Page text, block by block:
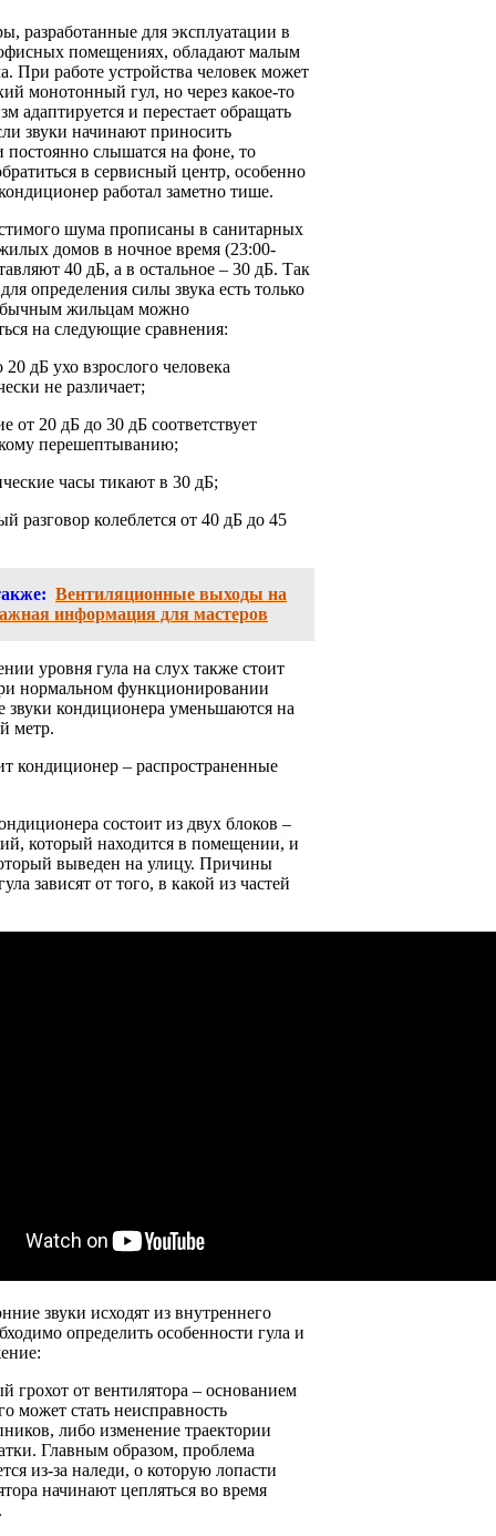
разработанные для эксплуатации в
помещениях, обладают малым
При работе устройства человек может
монотонный гул, но через какое-то
адаптируется и перестает обращать
звуки начинают приносить
постоянно слышатся на фоне, то
в сервисный центр, особенно
работал заметно тише.
шума прописаны в санитарных
домов в ночное время (23:00-
40 дБ, а в остальное – 30 дБ. Так
определения силы звука есть только
жильцам можно
на следующие сравнения:
дБ ухо взрослого человека
не различает;
от 20 дБ до 30 дБ соответствует
перешептыванию;
часы тикают в 30 дБ;
разговор колеблется от 40 дБ до 45
Вентиляционные выходы на
информация для мастеров
уровня гула на слух также стоит
нормальном функционировании
звуки кондиционера уменьшаются на
метр.
кондиционер – распространенные
состоит из двух блоков –
который находится в помещении, и
выведен на улицу. Причины
зависят от того, в какой из частей
звуки исходят из внутреннего
определить особенности гула и
грохот от вентилятора – основанием
может стать неисправность
либо изменение траектории
Главным образом, проблема
из-за наледи, о которую лопасти
начинают цепляться во время